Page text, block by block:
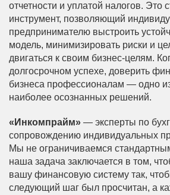
отчетности и уплатой налогов. Это
инструмент, позволяющий
предпринимателю выстроить
модель, минимизировать риски и
двигаться к своим бизнес-целям.
долгосрочном успехе, доверить
бизнеса профессионалам — одно
наиболее осознанных решений.
«Инкомпрайм» — эксперты по
сопровождению индивидуальных
Мы не ограничиваемся
наша задача заключается в том,
вашу финансовую систему так,
следующий шаг был просчитан, а